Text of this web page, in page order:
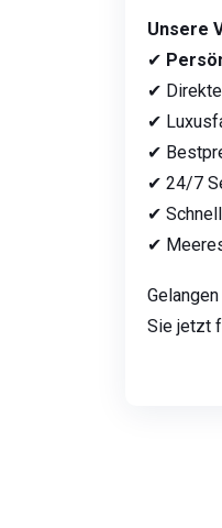
Unsere
✔
✔
✔
✔
✔ 24/7
✔
✔
Sie jetzt